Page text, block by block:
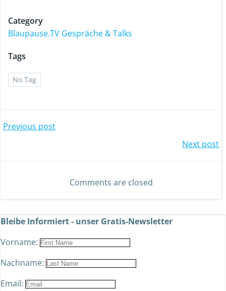
Category
Blaupause.TV Gespräche & Talks
Tags
No Tag
Previous post
Next post
Comments are closed
Bleibe Informiert - unser Gratis-Newsletter
Vorname:
Nachname:
Email: